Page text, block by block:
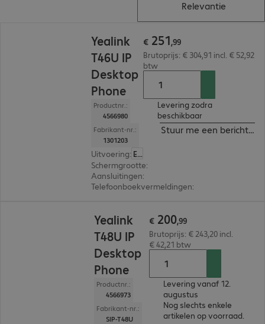
Relevantie
Yealink
T46U IP
Desktop
Phone
Productnr.:
4566980
Fabrikant-nr.:
1301203
Uitvoering: Europa
Schermgrootte:
Aansluitingen:
Telefoonboekvermeldingen:
€ 251,99
Brutoprijs: € 304,91 incl. € 52,92
btw
Levering zodra
beschikbaar
Stuur me een bericht
Yealink
T48U IP
Desktop
Phone
Productnr.:
4566973
Fabrikant-nr.:
SIP-T48U
€ 200,99
Brutoprijs: € 243,20 incl.
€ 42,21 btw
Levering vanaf 12.
augustus
Nog slechts enkele
artikelen op voorraad.